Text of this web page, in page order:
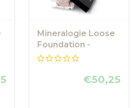
Mineralogie Loose
Foundation -
Porcelain
€50,25